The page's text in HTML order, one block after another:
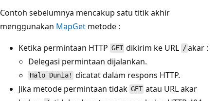
Contoh sebelumnya mencakup satu titik akhir
menggunakan MapGet metode :
Ketika permintaan HTTP GET dikirim ke URL /akar :
Delegasi permintaan dijalankan.
Halo Dunia! dicatat dalam respons HTTP.
Jika metode permintaan tidak GET atau URL akar